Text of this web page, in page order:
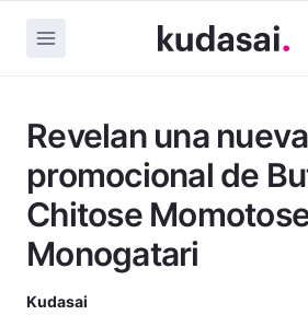
Revelan una
promocional de
Chitose
Monogatari
Kudasai